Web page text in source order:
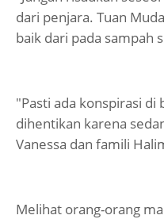
dari penjara. Tuan
baik dari pada sampah
"Pasti ada konspirasi di
dihentikan karena
Vanessa dan famili
Melihat orang-orang